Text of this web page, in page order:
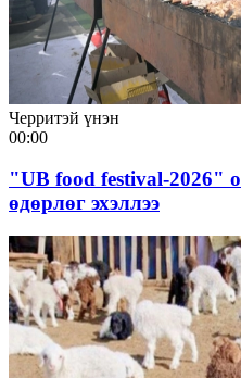
Черритэй үнэн
00:00
"UB food festival-2026"
өдөрлөг эхэллээ